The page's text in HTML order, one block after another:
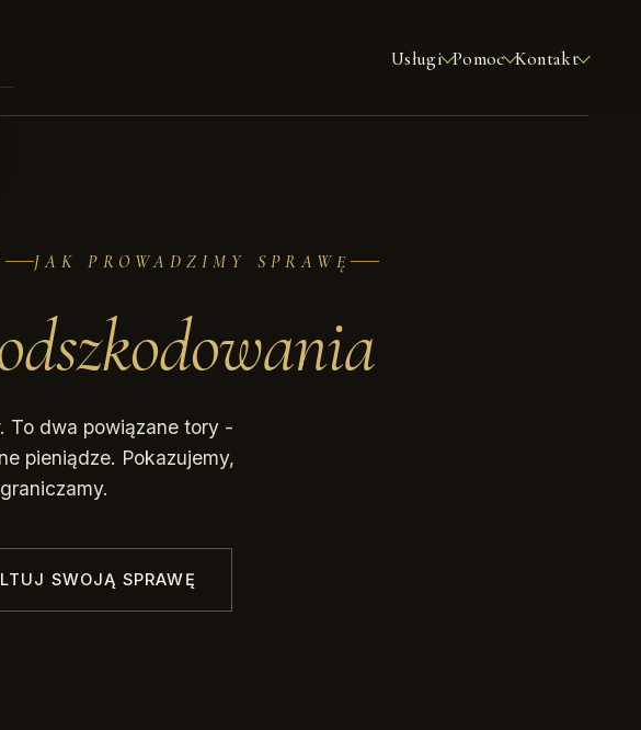
Usługi Pomoc Kontakt
JAK PROWADZIMY SPRAWĘ
To dwa powiązane tory -
pieniądze. Pokazujemy,
SWOJĄ SPRAWĘ